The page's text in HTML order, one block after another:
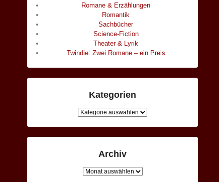
Romane & Erzählungen
Romantik
Sachbücher
Science-Fiction
Theater & Lyrik
Twindie: Zwei Romane – ein Preis
Kategorien
Kategorien
Archiv
Archiv